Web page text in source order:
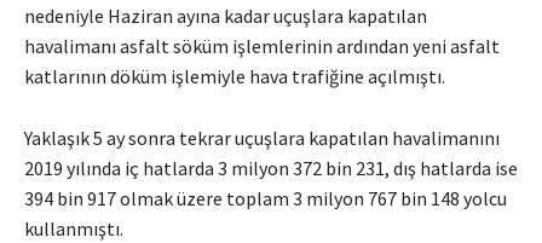
nedeniyle Haziran ayına kadar uçuşlara kapatılan
havalimanı asfalt söküm işlemlerinin ardından yeni asfalt
katlarının döküm işlemiyle hava trafiğine açılmıştı.
Yaklaşık 5 ay sonra tekrar uçuşlara kapatılan havalimanını
2019 yılında iç hatlarda 3 milyon 372 bin 231, dış hatlarda ise
394 bin 917 olmak üzere toplam 3 milyon 767 bin 148 yolcu
kullanmıştı.